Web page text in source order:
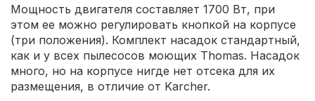
Мощность двигателя составляет 1700 Вт, при
этом ее можно регулировать кнопкой на корпусе
(три положения). Комплект насадок стандартный,
как и у всех пылесосов моющих Thomas. Насадок
много, но на корпусе нигде нет отсека для их
размещения, в отличие от Karcher.